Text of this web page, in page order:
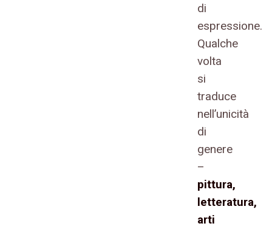
di
espressione.
Qualche
volta
si
traduce
nell’unicità
di
genere
–
pittura,
letteratura,
arti